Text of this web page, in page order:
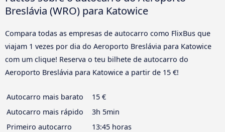
Breslávia (WRO) para Katowice
Compara todas as empresas de autocarro como FlixBus que
viajam 1 vezes por dia do Aeroporto Breslávia para Katowice
com um clique! Reserva o teu bilhete de autocarro do
Aeroporto Breslávia para Katowice a partir de 15 €!
Autocarro mais barato
15 €
Autocarro mais rápido
3h 5min
Primeiro autocarro
13:45 horas